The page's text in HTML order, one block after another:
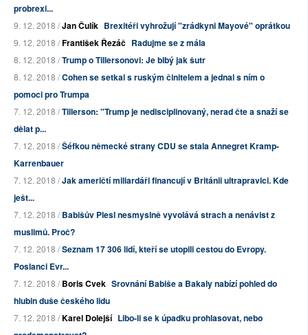
probrexi...
9. 12. 2018 /Jan Čulík Brexitéři vyhrožují "zrádkyni Mayové" oprátkou
9. 12. 2018 /František Řezáč Radujme se z mála
8. 12. 2018 /Trump o Tillersonovi: Je blbý jak šutr
8. 12. 2018 /Cohen se setkal s ruským činitelem a jednal s ním o
pomoci pro Trumpa
7. 12. 2018 /Tillerson: "Trump je nedisciplinovaný, nerad čte a snaží se
dělat p...
7. 12. 2018 /Šéfkou německé strany CDU se stala Annegret Kramp-
Karrenbauer
7. 12. 2018 /Jak američtí miliardáři financují v Británii ultrapravici. Kde
ješt...
7. 12. 2018 /Babišův Plesl nesmyslně vyvolává strach a nenávist z
muslimů. Proč?
7. 12. 2018 /Seznam 17 306 lidí, kteří se utopili cestou do Evropy.
Poslanci Evr...
7. 12. 2018 /Boris Cvek Srovnání Babiše a Bakaly nabízí pohled do
hlubin duše českého lidu
7. 12. 2018 /Karel Dolejší Libo-li se k úpadku prohlasovat, nebo